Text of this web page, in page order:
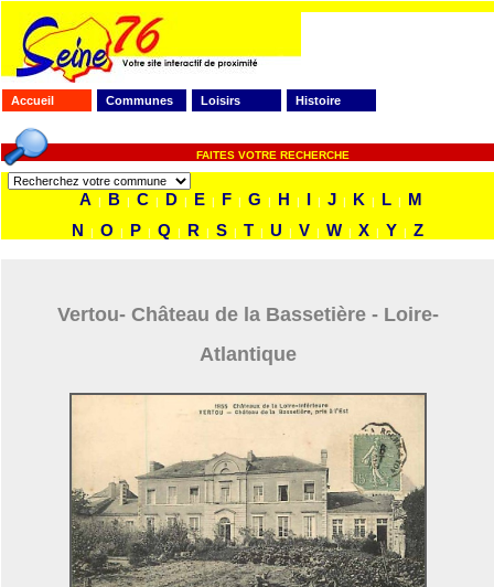
Accueil Communes Loisirs Histoire
FAITES VOTRE RECHERCHE
A | B | C | D | E | F | G | H | I | J | K | L |
M
N
| O | P | Q | R | S | T | U | V | W | X | Y | Z
Vertou- Château de la Bassetière - Loire-
Atlantique